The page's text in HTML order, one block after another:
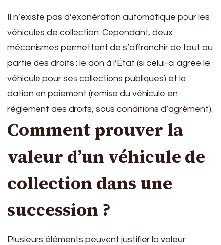
Il n’existe pas d’exonération automatique pour les
véhicules de collection. Cependant, deux
mécanismes permettent de s’affranchir de tout ou
partie des droits : le don à l’État (si celui-ci agrée le
véhicule pour ses collections publiques) et la
dation en paiement (remise du véhicule en
règlement des droits, sous conditions d’agrément).
Comment prouver la
valeur d’un véhicule de
collection dans une
succession ?
Plusieurs éléments peuvent justifier la valeur